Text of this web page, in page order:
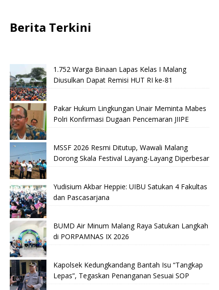
Berita Terkini
1.752 Warga Binaan Lapas Kelas I Malang
Diusulkan Dapat Remisi HUT RI ke-81
Pakar Hukum Lingkungan Unair Meminta Mabes
Polri Konfirmasi Dugaan Pencemaran JIIPE
MSSF 2026 Resmi Ditutup, Wawali Malang
Dorong Skala Festival Layang-Layang Diperbesar
Yudisium Akbar Heppie: UIBU Satukan 4 Fakultas
dan Pascasarjana
BUMD Air Minum Malang Raya Satukan Langkah
di PORPAMNAS IX 2026
Kapolsek Kedungkandang Bantah Isu “Tangkap
Lepas”, Tegaskan Penanganan Sesuai SOP